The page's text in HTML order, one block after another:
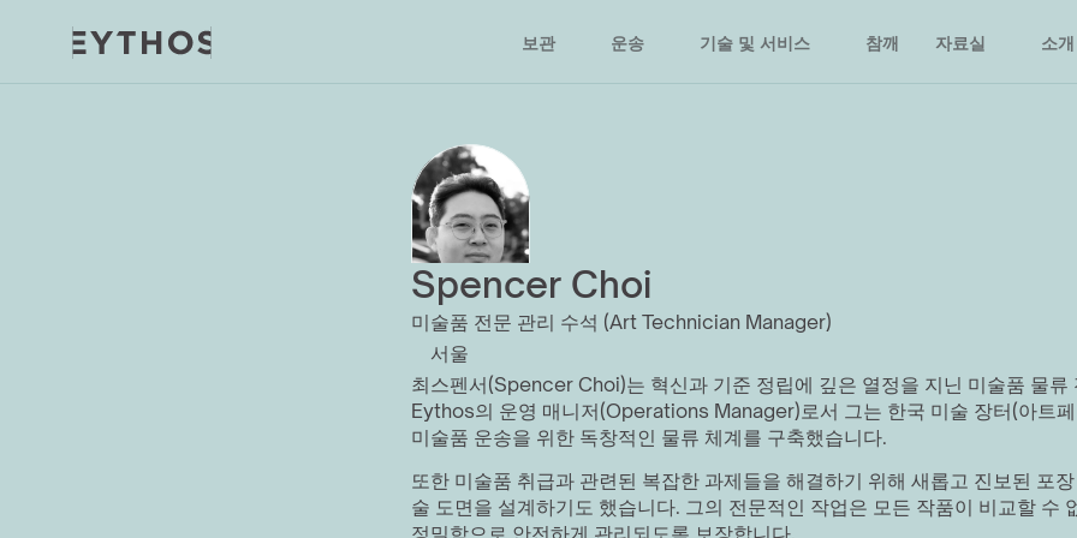
Spencer Choi
미술품 전문 관리 수석 (Art Technician Manager)
서울
최스펜서(Spencer Choi)는 혁신과 기준 정립에 깊은 열정을 지닌 미술품 물류
Eythos의 운영 매니저(Operations Manager)로서 그는 한국 미술 장터(아트
미술품 운송을 위한 독창적인 물류 체계를 구축했습니다.
또한 미술품 취급과 관련된 복잡한 과제들을 해결하기 위해 새롭고 진보된 포
술 도면을 설계하기도 했습니다. 그의 전문적인 작업은 모든 작품이 비교할 수
정밀함으로 안전하게 관리되도록 보장합니다.
보관 운송 기술 및 서비스 참깨 자료실 소개